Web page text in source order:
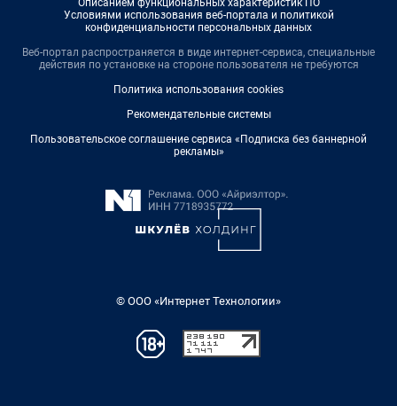
Описанием функциональных характеристик ПО
Условиями использования веб-портала и политикой
конфиденциальности персональных данных
Веб-портал распространяется в виде интернет-сервиса, специальные
действия по установке на стороне пользователя не требуются
Политика использования cookies
Рекомендательные системы
Пользовательское соглашение сервиса «Подписка без баннерной
рекламы»
© ООО «Интернет Технологии»